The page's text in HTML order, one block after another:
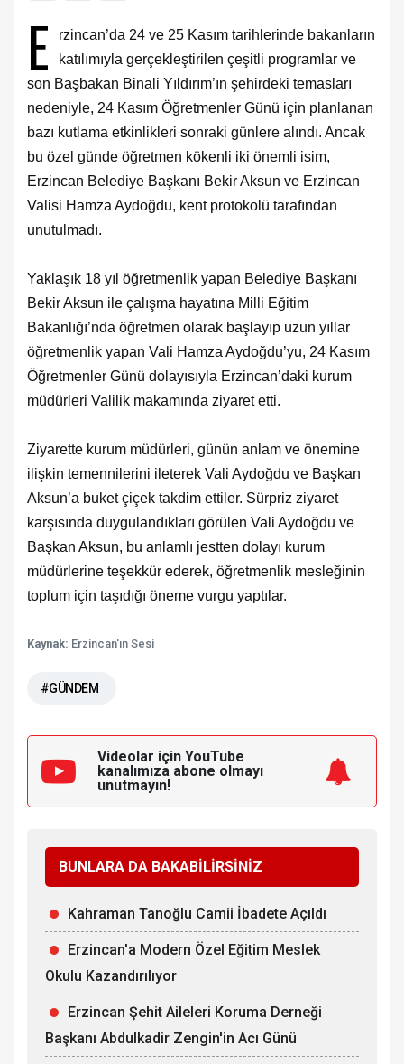
E
rzincan’da 24 ve 25 Kasım tarihlerinde bakanların
katılımıyla gerçekleştirilen çeşitli programlar ve
son Başbakan Binali Yıldırım’ın şehirdeki temasları
nedeniyle, 24 Kasım Öğretmenler Günü için planlanan
bazı kutlama etkinlikleri sonraki günlere alındı. Ancak
bu özel günde öğretmen kökenli iki önemli isim,
Erzincan Belediye Başkanı Bekir Aksun ve Erzincan
Valisi Hamza Aydoğdu, kent protokolü tarafından
unutulmadı.
Yaklaşık 18 yıl öğretmenlik yapan Belediye Başkanı
Bekir Aksun ile çalışma hayatına Milli Eğitim
Bakanlığı’nda öğretmen olarak başlayıp uzun yıllar
öğretmenlik yapan Vali Hamza Aydoğdu’yu, 24 Kasım
Öğretmenler Günü dolayısıyla Erzincan’daki kurum
müdürleri Valilik makamında ziyaret etti.
Ziyarette kurum müdürleri, günün anlam ve önemine
ilişkin temennilerini ileterek Vali Aydoğdu ve Başkan
Aksun’a buket çiçek takdim ettiler. Sürpriz ziyaret
karşısında duygulandıkları görülen Vali Aydoğdu ve
Başkan Aksun, bu anlamlı jestten dolayı kurum
müdürlerine teşekkür ederek, öğretmenlik mesleğinin
toplum için taşıdığı öneme vurgu yaptılar.
Kaynak: Erzincan'ın Sesi
#GÜNDEM
Videolar için YouTube
kanalımıza abone olmayı
unutmayın!
BUNLARA DA BAKABİLİRSİNİZ
Kahraman Tanoğlu Camii İbadete Açıldı
Erzincan'a Modern Özel Eğitim Meslek
Okulu Kazandırılıyor
Erzincan Şehit Aileleri Koruma Derneği
Başkanı Abdulkadir Zengin'in Acı Günü